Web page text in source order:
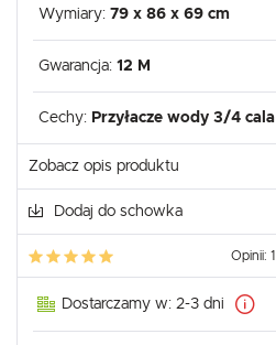
Wymiary: 79 x 86 x 69 cm
Gwarancja: 12 M
Cechy: Przyłacze wody 3/4 cala
Zobacz opis produktu
Dodaj do schowka
Opinii: 1
Dostarczamy w: 2-3 dni